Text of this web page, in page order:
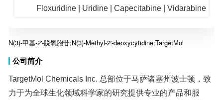
产品
Floxuridine | Uridine | Capecitabine | Vidarabine
| 5-Fluorouracil | 5-BrdU | 6-Mercaptopurine |
Adenosine 5'-monophosphate disodium salt |
Stavudine | Adenosine | 8-Bromoguanosine |
Cytarabine
相关
库
N(3)-甲基-2'-脱氧胞苷;N(3)-Methyl-2'-deoxycytidine;TargetMol
公司简介
TargetMol Chemicals Inc. 总部位于马萨诸塞州波士顿，致
力于为全球生化领域科学家的研究提供专业的产品和服
务。TargetMol?品牌的客户群分布于40多个国家和地区，
已发展成为全球知名的化合物库和小分子化合物研究供应
商。 TargetMol?可提供160多种满足不同需求的化合物库，
以及多种类型的生化试剂产品，包括12000多种抑制剂、
16000多种天然产物和各类多肽、抗体、生命科学试剂盒
等，此外，我们还建设有CADD（计算机辅助药物设计）
研究中心、药理实验室、药化合成平台三大技术中心，全
方位满足客户的定制需求。 凭借我们优质的产品和服务、
快速高效的全球供应链和专业的技术支持，我们将有效帮